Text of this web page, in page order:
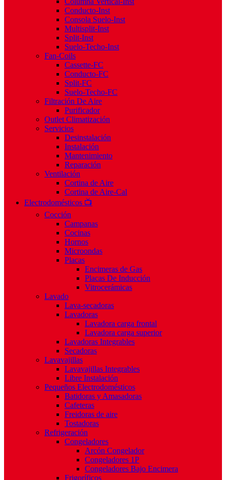
Conducto-Inst
Consola Suelo-Inst
Multisplit-Inst
Split-Inst
Suelo-Techo-Inst
Fan-Coils
Cassette-FC
Conducto-FC
Split-FC
Suelo-Techo-FC
Filtración De Aire
Purificador
Outlet Climatización
Servicios
Desinstalación
Instalación
Mantenimiento
Reparación
Ventilación
Cortina de Aire
Cortina de Aire-Cal
Electrodomésticos 📺
Cocción
Campanas
Cocinas
Hornos
Microondas
Placas
Encimeras de Gas
Placas De Inducción
Vitrocerámicas
Lavado
Lava-secadoras
Lavadoras
Lavadora carga frontal
Lavadora carga superior
Lavadoras Integrables
Secadoras
Lavavajillas
Lavavajillas Integrables
Libre Instalación
Pequeños Electrodomésticos
Batidoras y Amasadoras
Cafeteras
Freidoras de aire
Tostadoras
Refrigeración
Congeladores
Arcón Congelador
Congeladores 1P
Congeladores Bajo Encimera
Frigoríficos